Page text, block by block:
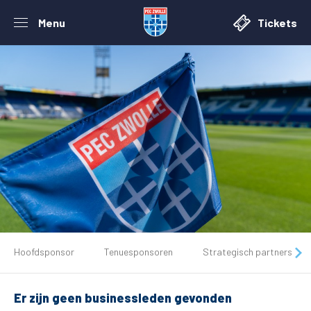
Menu Tickets
Tickets
Matchdays
Hoofdsponsor Tenuesponsoren Strategisch partners
Er zijn geen businessleden gevonden